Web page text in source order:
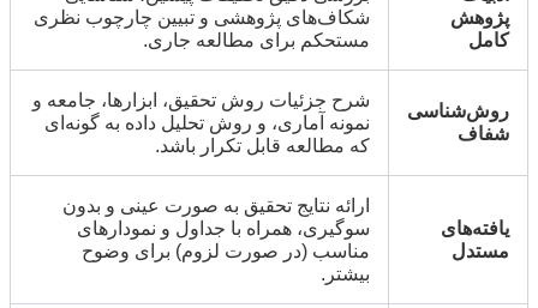
پژوهش
کامل
شکاف‌های پژوهشی و تبیین چارچوب نظری
مستحکم برای مطالعه جاری.
روش‌شناسی
شفاف
شرح جزئیات روش تحقیق، ابزارها، جامعه و
نمونه آماری، و روش تحلیل داده به گونه‌ای
که مطالعه قابل تکرار باشد.
یافته‌های
مستدل
ارائه نتایج تحقیق به صورت عینی و بدون
سوگیری، همراه با جداول و نمودارهای
مناسب (در صورت لزوم) برای وضوح
بیشتر.